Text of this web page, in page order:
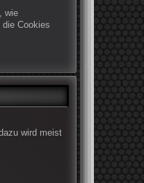
wie
die Cookies
wird meist